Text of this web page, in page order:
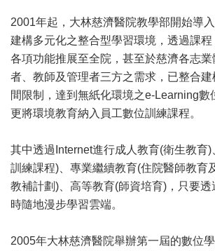
2001年起，大林慈濟醫院教學部開始導
建構多元化之整合型學習環境，透過課
各項功能推展至全院，甚至於慈濟各志
者、教師及管理者三方之需求，已整合
間限制，達到無紙化環境之e-Learning數
更將環境教育納入員工數位訓練課程。
其中透過Internet進行成人教育(衛生教育
訓練課程)、專業繼續教育(住院醫師教育
教補計劃)、高等教育(師資培育)，只要
時隨地漫步學習雲端。
2005年大林慈濟醫院舉辦第一屆的數位